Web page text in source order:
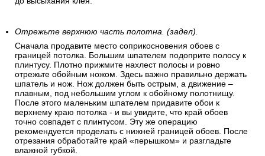
Отрежьте верхнюю часть полотна. (задел).
Сначала продавите место соприкосновения обоев с
границей потолка. Большим шпателем подоприте полосу к
плинтусу. Плотно прижмите нахлест полосы и ровно
отрежьте обойным ножом. Здесь важно правильно держать
шпатель и нож. Нож должен быть острым, а движение –
плавным, под небольшим углом к обойному полотнищу.
После этого маленьким шпателем придавите обои к
верхнему краю потолка - и вы увидите, что край обоев
точно совпадет с плинтусом. Эту же операцию
рекомендуется проделать с нижней границей обоев. После
отрезания обработайте край «перышком» и разгладьте
влажной губкой.